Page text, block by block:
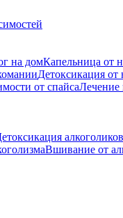
на домКапельница от
Детоксикация от
от спайсаЛечение
алкоголиков
Вшивание от